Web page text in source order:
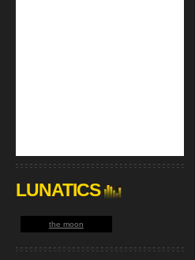
LUNATICS
the moon